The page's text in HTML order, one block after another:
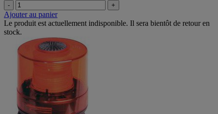
- +
Ajouter au panier
Le produit est actuellement indisponible. Il sera bientôt de retour en
stock.